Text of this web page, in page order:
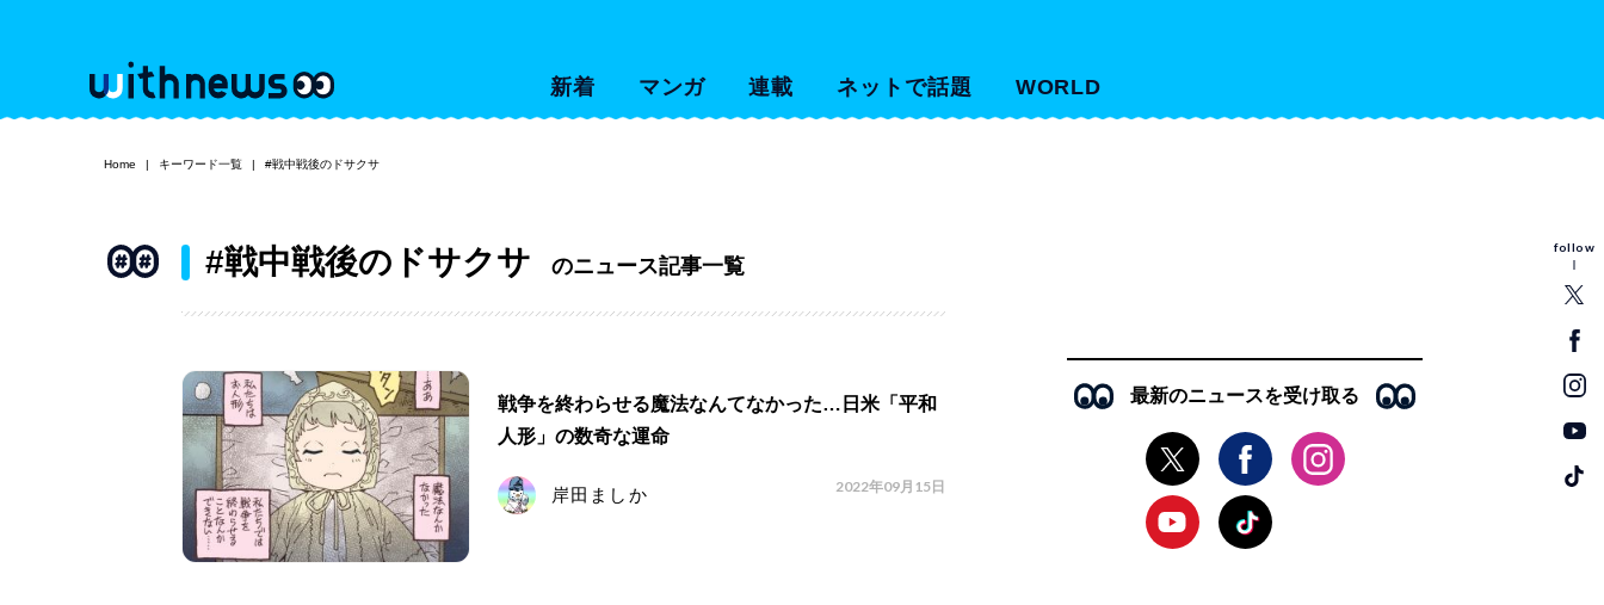
新着 マンガ 連載 ネットで話題 WORLD
follow
Home キーワード一覧 #戦中戦後のドサクサ
#戦中戦後のドサクサ のニュース記事一覧
戦争を終わらせる魔法なんてなかった…日米「平和
人形」の数奇な運命
岸田ましか 2022年09月15日
最新のニュースを受け取る